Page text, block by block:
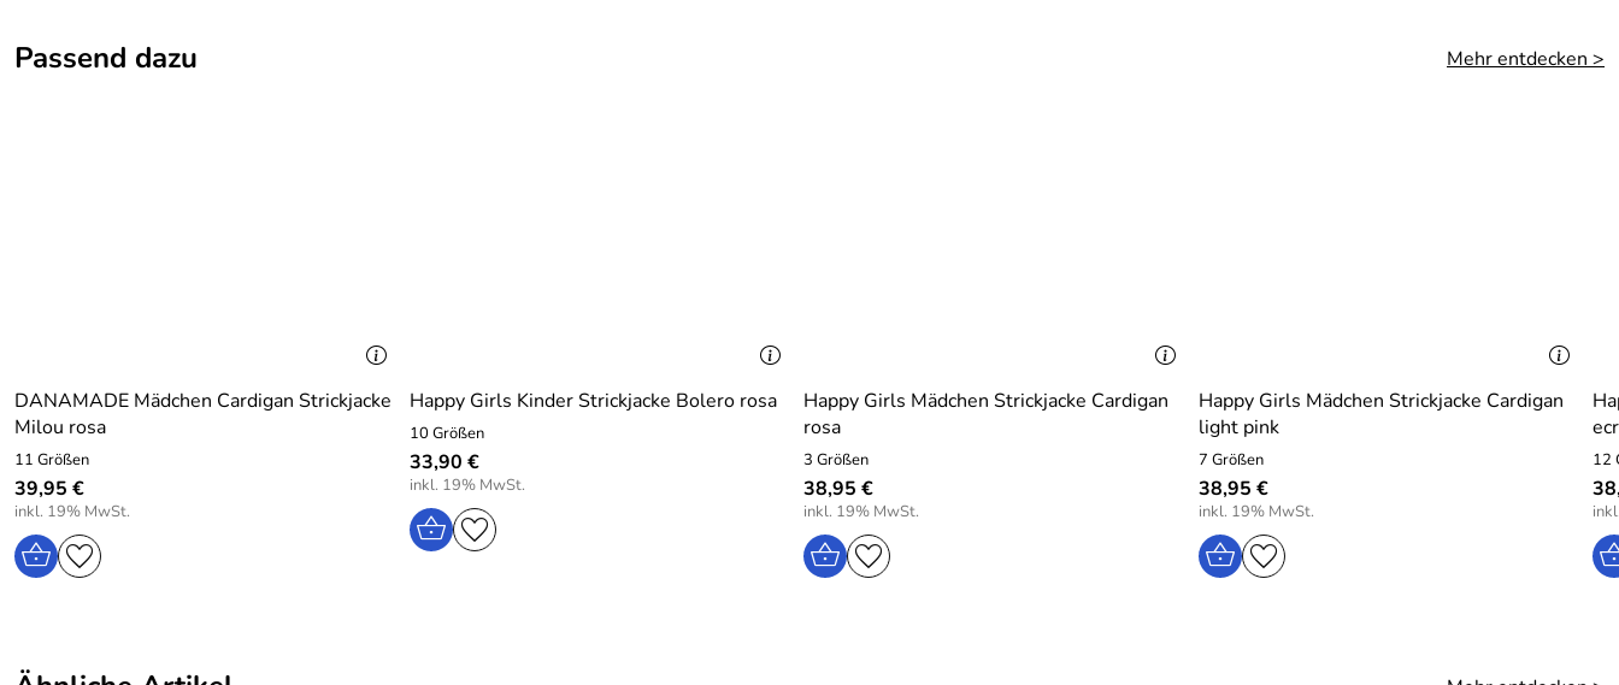
5
Passend dazu Mehr entdecken >
DANAMADE Mädchen Cardigan Strickjacke
Milou rosa
11 Größen
39,95 €
inkl. 19% MwSt.
Happy Girls Kinder Strickjacke Bolero rosa
10 Größen
33,90 €
inkl. 19% MwSt.
Happy Girls Mädchen Strickjacke Cardigan
rosa
3 Größen
38,95 €
inkl. 19% MwSt.
Happy Girls Mädchen Strickjacke Cardigan
light pink
7 Größen
38,95 €
inkl. 19% MwSt.
12